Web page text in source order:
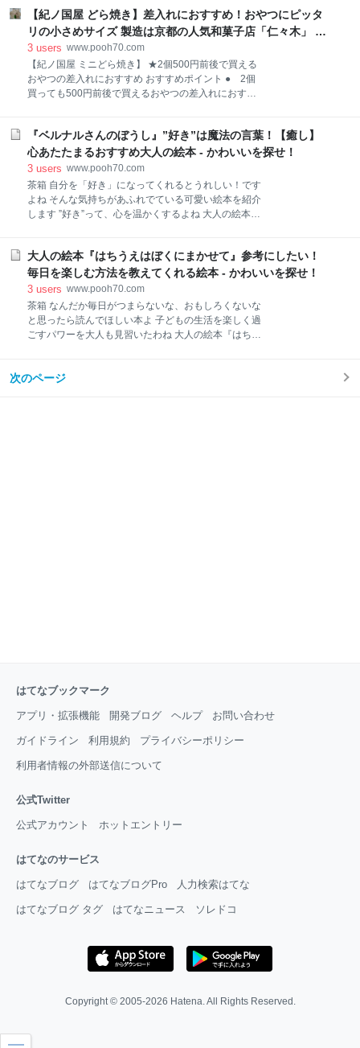
に見えるわ 葉の位置がもっと横にくるようにすると、
カッコいい紫陽花に見えると思います。 中には、レモ
ンの白餡、レモンの砂糖漬け、小さな四角
味の「十」が 連続している模様 十が連続するので縁起
がよい模様として知られています。 【なごみの米屋 ぴ
ーなっつ最中】 おすすめポイント ● 1個130円から買
える 自分のおやつになる ● ぴーなっつ型箱入りも
あり 手土産やプレゼントにおすすめ ● 千葉県の名
産品ピーナッツの形をしたおもしろい最中（もなか）
『ぴーちゃん』がパッケージデザインになっているわ
茶箱 「ひとりじゃさみしかろう」と2個買ってみたわ
袋の中から驚きの最中（もなか）がで
【紀ノ国屋 どら焼き】差入れにおすすめ！おやつにピッタ
リの小さめサイズ 製造は京都の人気和菓子店「仁々木」 -
かわいいを探せ！
3 users www.pooh70.com
【紀ノ国屋 ミニどら焼き】 ★2個500円前後で買える
おやつの差入れにおすすめ おすすめポイント ● 2個
買っても500円前後で買えるおやつの差入れにおすす
ノ国屋「KINOKUNIYA」マークが入ったデザインの袋
に入っています。 茶箱 紀ノ国屋「KINOKUNIYA」の
マークってなんだかオシャレなのよ（笑） 赤い袋は
「林檎どらやき」 林檎は青森県産の紅玉を使用してい
ます。 おいしい林檎どら焼き🍎 紀伊国屋 ふんわりし
た皮に、りんごとあんこの組み合わせがおいしい☺ 私
pic.twitter.com/oxhMHqXuRx— 茶箱 ℂℍ𝔸𝔹𝔸ℂ𝕆 本と
お菓子を愛する (@pooh70inu)
『ベルナルさんのぼうし』”好き”は魔法の言葉！【癒し】
心あたたまるおすすめ大人の絵本 - かわいいを探せ！
3 users www.pooh70.com
茶箱 自分を「好き」になってくれるとうれしい！です
よね そんな気持ちがあふれでている可愛い絵本を紹介
します ”好き”って、心を温かくするよね 大人の絵本
が繊細に描かれた絵 ● ベルナルさんの「ひとりで平
気」的な気持ちに共感 ● だれかに「好き」になって
もらえるうれしい気持ち ざっくりいうとこんな絵本 ベ
ルナルさんの心の変化がみどころ ひとりぼっちでも平
気、さみしくないし、楽しい ていうか、ひとりの方が
ラクチン と思っていた、くまのベルナルさんの帽子に
に住む鳥の数はどんどん増えていってしまいます どう
大人の絵本『はちうえはぼくにまかせて』参考にしたい！
毎日を楽しむ方法を教えてくれる絵本 - かわいいを探せ！
3 users www.pooh70.com
茶箱 なんだか毎日がつまらないな、おもしろくないな
と思ったら読んでほしい本よ 子どもの生活を楽しく過
ごすパワーを大人も見習いたわね 大人の絵本『はちう
社】ペンギン社 読みどころ ● 自分らしく毎日を楽し
次のページ
はてなブックマーク
アプリ・拡張機能 開発ブログ ヘルプ お問い合わせ
ガイドライン 利用規約 プライバシーポリシー
利用者情報の外部送信について
公式Twitter
公式アカウント ホットエントリー
はてなのサービス
はてなブログ はてなブログPro 人力検索はてな
はてなブログ タグ はてなニュース ソレドコ
Copyright © 2005-2026 Hatena. All Rights Reserved.